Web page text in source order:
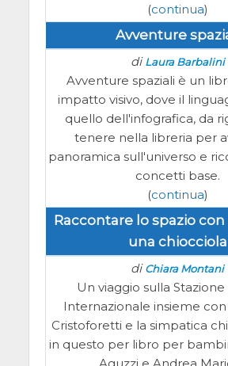
(continua)
Avventure
diLaura Barbalini
Avventure spaziali è un
impatto visivo, dove il
quello dell'infografica, da
tenere nella libreria per
panoramica sull'universo e
concetti base.
(continua)
Raccontare lo spazio
una chiocciola
diChiara Montani
Un viaggio sulla Stazione
Internazionale insieme
Cristoforetti e la simpatica
in questo per libro per